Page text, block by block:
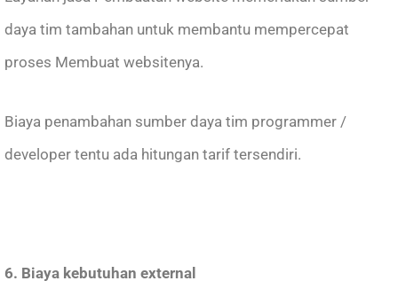
daya tim tambahan untuk membantu mempercepat
proses Membuat websitenya.
Biaya penambahan sumber daya tim programmer /
developer tentu ada hitungan tarif tersendiri.
6. Biaya kebutuhan external